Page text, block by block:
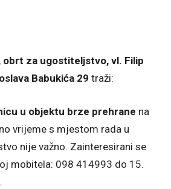
obrt za ugostiteljstvo, vl. Filip
Babukića 29 traži:
u objektu brze prehrane na
vrijeme s mjestom rada u
nije važno. Zainteresirani se
mobitela: 098 414993 do 15.